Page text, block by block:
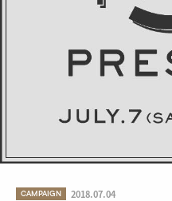
CAMPAIGN 2018.07.04